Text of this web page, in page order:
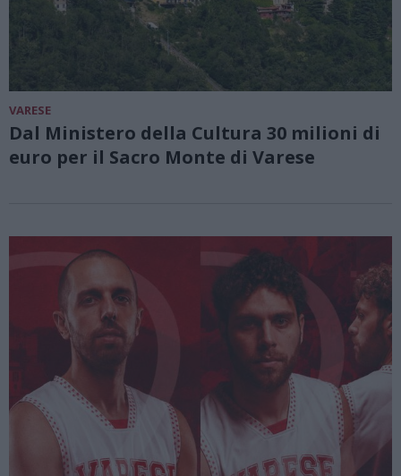
VARESE
Dal Ministero della Cultura 30 milioni di
euro per il Sacro Monte di Varese